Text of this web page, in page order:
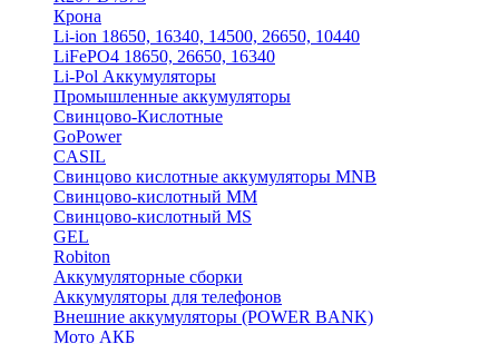
Крона
Li-ion 18650, 16340, 14500, 26650, 10440
LiFePO4 18650, 26650, 16340
Li-Pol Аккумуляторы
Промышленные аккумуляторы
Свинцово-Кислотные
GoPower
CASIL
Свинцово кислотные аккумуляторы MNB
Cвинцово-кислотный MM
Cвинцово-кислотный MS
GEL
Robiton
Аккумуляторные сборки
Аккумуляторы для телефонов
Внешние аккумуляторы (POWER BANK)
Мото АКБ